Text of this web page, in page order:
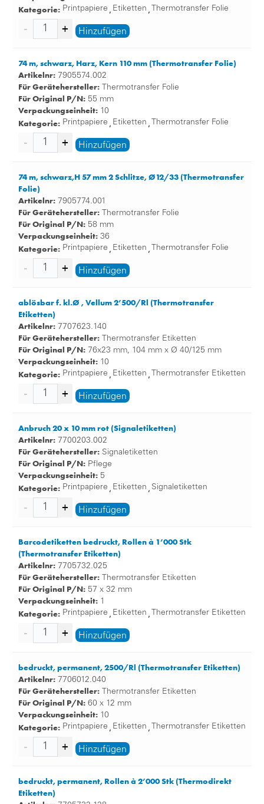
Kategorie: Printpapiere , Etiketten , Thermotransfer Folie
Hinzufügen
74 m, schwarz, Harz, Kern 110 mm (Thermotransfer Folie)
Artikelnr: 7905574.002
Für Gerätehersteller: Thermotransfer Folie
Für Original P/N: 55 mm
Verpackungseinheit: 10
Kategorie: Printpapiere , Etiketten , Thermotransfer Folie
Hinzufügen
74 m, schwarz,H 57 mm 2 Schlitze, Ø12/33 (Thermotransfer
Folie)
Artikelnr: 7905774.001
Für Gerätehersteller: Thermotransfer Folie
Für Original P/N: 58 mm
Verpackungseinheit: 36
Kategorie: Printpapiere , Etiketten , Thermotransfer Folie
Hinzufügen
ablösbar f. kl.Ø , Vellum 2’500/Rl (Thermotransfer
Etiketten)
Artikelnr: 7707623.140
Für Gerätehersteller: Thermotransfer Etiketten
Für Original P/N: 76x23 mm, 104 mm x Ø 40/125 mm
Verpackungseinheit: 10
Kategorie: Printpapiere , Etiketten , Thermotransfer Etiketten
Hinzufügen
Anbruch 20 x 10 mm rot (Signaletiketten)
Artikelnr: 7700203.002
Für Gerätehersteller: Signaletiketten
Für Original P/N: Pflege
Verpackungseinheit: 5
Kategorie: Printpapiere , Etiketten , Signaletiketten
Hinzufügen
Barcodetiketten bedruckt, Rollen à 1’000 Stk
(Thermotransfer Etiketten)
Artikelnr: 7705732.025
Für Gerätehersteller: Thermotransfer Etiketten
Für Original P/N: 57 x 32 mm
Verpackungseinheit: 1
Kategorie: Printpapiere , Etiketten , Thermotransfer Etiketten
Hinzufügen
bedruckt, permanent, 2500/Rl (Thermotransfer Etiketten)
Artikelnr: 7706012.040
Für Gerätehersteller: Thermotransfer Etiketten
Für Original P/N: 60 x 12 mm
Verpackungseinheit: 10
Kategorie: Printpapiere , Etiketten , Thermotransfer Etiketten
Hinzufügen
bedruckt, permanent, Rollen à 2’000 Stk (Thermodirekt
Etiketten)